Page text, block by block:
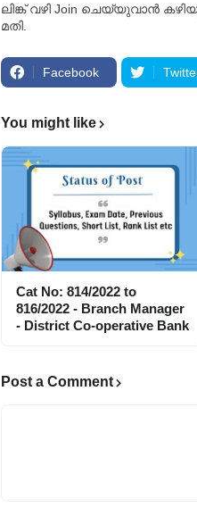
ലിങ്ക് വഴി Join ചെയ്യുവാൻ
മതി.
Facebook
You might like
Cat No: 814/2022 to
816/2022 - Branch Manager
- District Co-operative Bank
Post a Comment